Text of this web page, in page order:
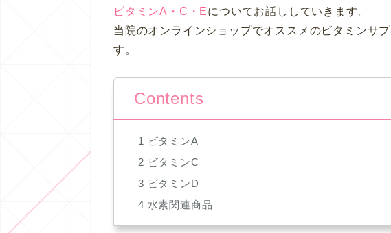
ビタミンA・C・Eについてお話ししていきます。
当院のオンラインショップでオススメのビタミンサ
す。
Contents
1
ビタミンA
2 ビタミンC
3 ビタミンD
4 水素関連商品